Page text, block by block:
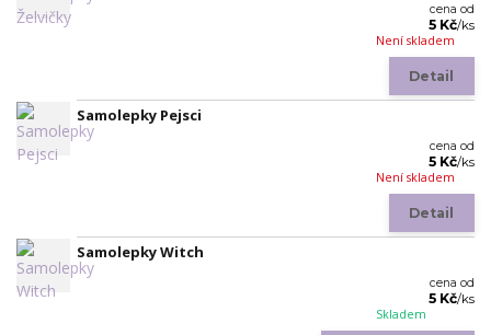
cena od
5 Kč/ks
Není skladem
Detail
Samolepky Pejsci
cena od
5 Kč/ks
Není skladem
Detail
Samolepky Witch
cena od
5 Kč/ks
Skladem